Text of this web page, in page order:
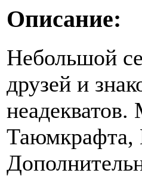
Описание:
Небольшой
друзей и
Таюмкрафта,